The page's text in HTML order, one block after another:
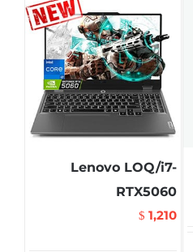
Lenovo LOQ/i7-
RTX5060
$ 1,210